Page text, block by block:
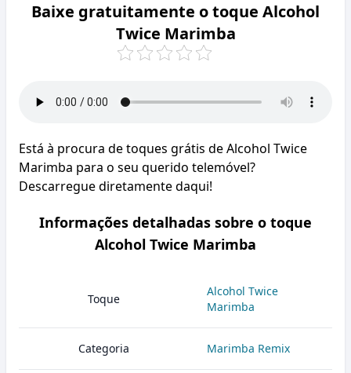
Baixe gratuitamente o toque Alcohol
Twice Marimba
Está à procura de toques grátis de Alcohol Twice
Marimba para o seu querido telemóvel?
Descarregue diretamente daqui!
Informações detalhadas sobre o toque
Alcohol Twice Marimba
Toque
Alcohol Twice
Marimba
Categoria Marimba Remix